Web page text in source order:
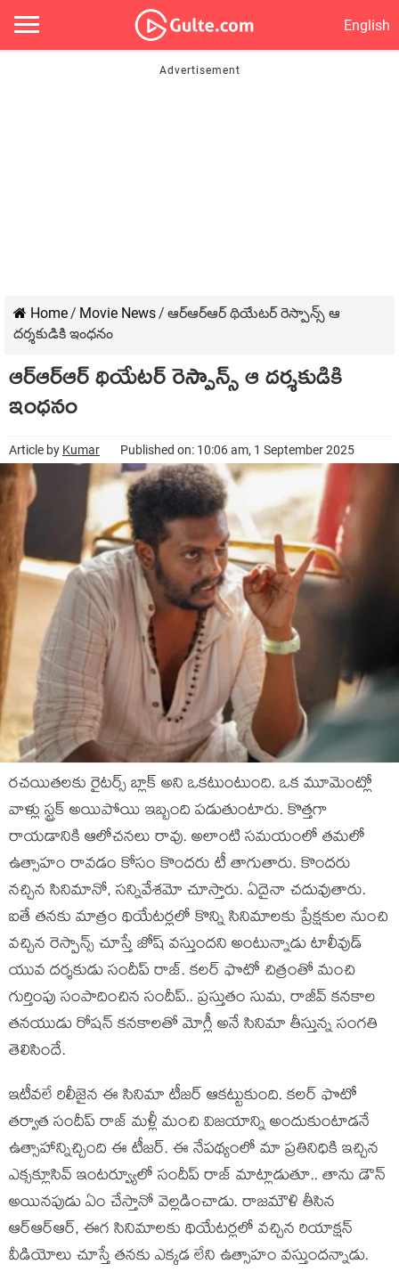
English
Home/ Movie News/ ఆర్ఆర్ఆర్ థియేట‌ర్ రెస్పాన్స్ ఆ
ద‌ర్శ‌కుడికి ఇంధ‌నం
ఆర్ఆర్ఆర్ థియేట‌ర్ రెస్పాన్స్ ఆ ద‌ర్శ‌కుడికి
ఇంధ‌నం
Article by Kumar Published on: 10:06 am, 1 September 2025
ర‌చ‌యిత‌లకు రైట‌ర్స్ బ్లాక్ అని ఒక‌టుంటుంది. ఒక మూమెంట్లో
వాళ్లు స్ట్ర‌క్ అయిపోయి ఇబ్బంది ప‌డుతుంటారు. కొత్త‌గా
రాయ‌డానికి ఆలోచ‌న‌లు రావు. అలాంటి స‌మ‌యంలో త‌మ‌లో
ఉత్సాహం రావ‌డం కోసం కొంద‌రు టీ తాగుతారు. కొంద‌రు
న‌చ్చిన సినిమానో, స‌న్నివేశ‌మో చూస్తారు. ఏదైనా చ‌దువుతారు.
ఐతే త‌న‌కు మాత్రం థియేట‌ర్ల‌లో కొన్ని సినిమాల‌కు ప్రేక్ష‌కుల నుంచి
వ‌చ్చిన రెస్పాన్స్ చూస్తే జోష్ వ‌స్తుంద‌ని అంటున్నాడు టాలీవుడ్
యువ ద‌ర్శ‌కుడు సందీప్ రాజ్. క‌ల‌ర్ ఫొటో చిత్రంతో మంచి
గుర్తింపు సంపాదించిన సందీప్.. ప్ర‌స్తుతం సుమ‌, రాజీవ్ క‌న‌కాల
త‌న‌యుడు రోష‌న్ క‌న‌కాల‌తో మోగ్లీ అనే సినిమా తీస్తున్న సంగ‌తి
తెలిసిందే.
ఇటీవ‌లే రిలీజైన ఈ సినిమా టీజ‌ర్ ఆక‌ట్టుకుంది. క‌ల‌ర్ ఫొటో
త‌ర్వాత సందీప్ రాజ్ మ‌ళ్లీ మంచి విజ‌యాన్ని అందుకుంటాడ‌నే
ఉత్సాహాన్నిచ్చింది ఈ టీజ‌ర్. ఈ నేప‌థ్యంలో మా ప్రతినిధికి ఇచ్చిన
ఎక్సక్లూసివ్ ఇంట‌ర్వ్యూలో సందీప్ రాజ్ మాట్లాడుతూ.. తాను డౌన్
అయిన‌పుడు ఏం చేస్తానో వెల్ల‌డించాడు. రాజ‌మౌళి తీసిన
ఆర్ఆర్ఆర్, ఈగ సినిమాల‌కు థియేట‌ర్ల‌లో వ‌చ్చిన రియాక్ష‌న్
వీడియోలు చూస్తే త‌న‌కు ఎక్క‌డ లేని ఉత్సాహం వ‌స్తుంద‌న్నాడు.